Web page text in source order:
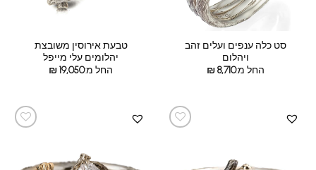
סט כלה ענפים ועלים זהב
ויהלום
החל מ:
₪8,710
טבעת אירוסין משובצת
יהלומים עלי מייפל
החל מ:
₪19,050